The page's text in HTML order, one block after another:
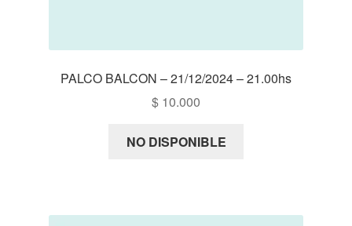
PALCO BALCON – 21/12/2024 – 21.00hs
$ 10.000
NO DISPONIBLE